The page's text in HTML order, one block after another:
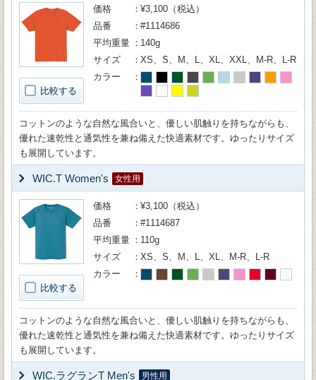
比較する
価格
¥3,100（税込）
品番
#1114686
平均重量
140g
サイズ
XS、S、M、L、XL、XXL、M-R、L-R
カラー
コットンのような自然な風合いと、優しい肌触りを持ちながらも、
優れた速乾性と通気性を兼ね備えた快適素材です。ゆったりサイズ
も展開しています。
WIC.T Women's 女性用
比較する
価格
¥3,100（税込）
品番
#1114687
平均重量
110g
サイズ
XS、S、M、L、XL、M-R、L-R
カラー
コットンのような自然な風合いと、優しい肌触りを持ちながらも、
優れた速乾性と通気性を兼ね備えた快適素材です。ゆったりサイズ
も展開しています。
WIC.ラグランT Men's 男性用